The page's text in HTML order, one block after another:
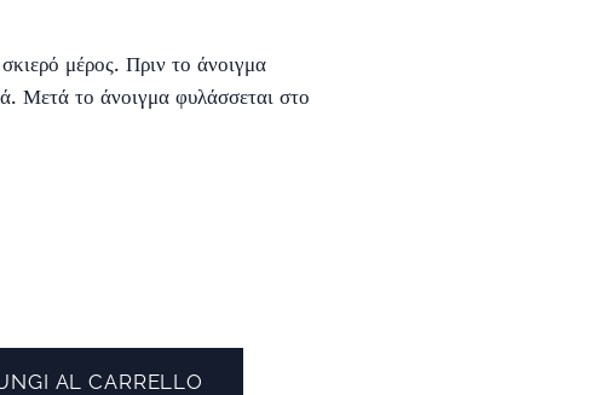
μέρος. Πριν το άνοιγμα
Μετά το άνοιγμα φυλάσσεται στο
AL CARRELLO